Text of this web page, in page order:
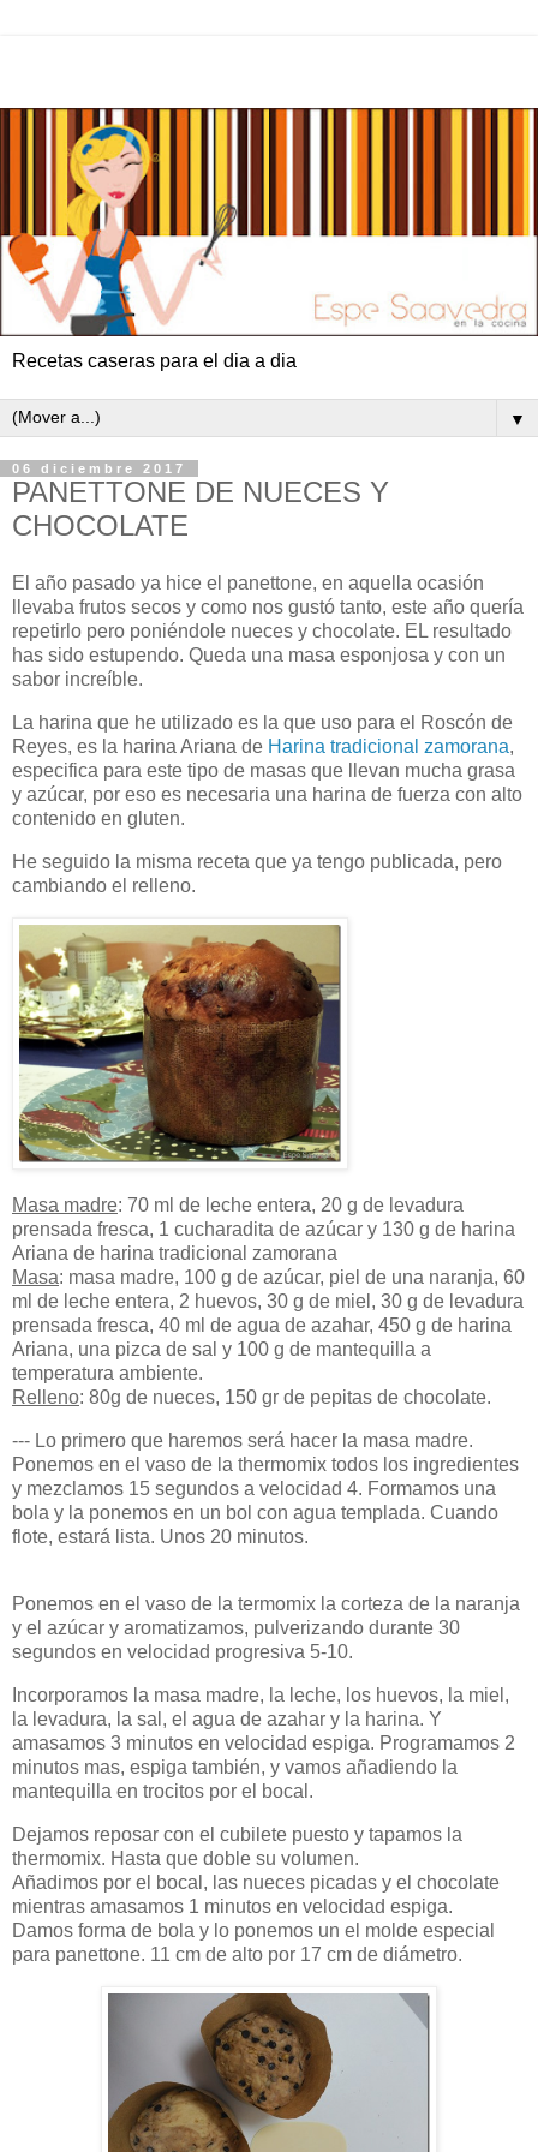
Recetas caseras para el dia a dia
▼
06 diciembre 2017
PANETTONE DE NUECES Y
CHOCOLATE
El año pasado ya hice el panettone, en aquella ocasión
llevaba frutos secos y como nos gustó tanto, este año quería
repetirlo pero poniéndole nueces y chocolate. EL resultado
has sido estupendo. Queda una masa esponjosa y con un
sabor increíble.
La harina que he utilizado es la que uso para el Roscón de
Reyes, es la harina Ariana de Harina tradicional zamorana,
especifica para este tipo de masas que llevan mucha grasa
y azúcar, por eso es necesaria una harina de fuerza con alto
contenido en gluten.
He seguido la misma receta que ya tengo publicada, pero
cambiando el relleno.
Masa madre: 70 ml de leche entera, 20 g de levadura
prensada fresca, 1 cucharadita de azúcar y 130 g de harina
Ariana de harina tradicional zamorana
Masa: masa madre, 100 g de azúcar, piel de una naranja, 60
ml de leche entera, 2 huevos, 30 g de miel, 30 g de levadura
prensada fresca, 40 ml de agua de azahar, 450 g de harina
Ariana, una pizca de sal y 100 g de mantequilla a
temperatura ambiente.
Relleno: 80g de nueces, 150 gr de pepitas de chocolate.
--- Lo primero que haremos será hacer la masa madre.
Ponemos en el vaso de la thermomix todos los ingredientes
y mezclamos 15 segundos a velocidad 4. Formamos una
bola y la ponemos en un bol con agua templada. Cuando
flote, estará lista. Unos 20 minutos.
Ponemos en el vaso de la termomix la corteza de la naranja
y el azúcar y aromatizamos, pulverizando durante 30
segundos en velocidad progresiva 5-10.
Incorporamos la masa madre, la leche, los huevos, la miel,
la levadura, la sal, el agua de azahar y la harina. Y
amasamos 3 minutos en velocidad espiga. Programamos 2
minutos mas, espiga también, y vamos añadiendo la
mantequilla en trocitos por el bocal.
Dejamos reposar con el cubilete puesto y tapamos la
thermomix. Hasta que doble su volumen.
Añadimos por el bocal, las nueces picadas y el chocolate
mientras amasamos 1 minutos en velocidad espiga.
Damos forma de bola y lo ponemos un el molde especial
para panettone. 11 cm de alto por 17 cm de diámetro.